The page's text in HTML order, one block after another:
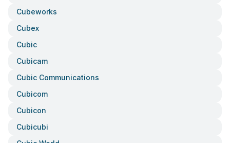
Cubeworks
Cubex
Cubic
Cubicam
Cubic Communications
Cubicom
Cubicon
Cubicubi